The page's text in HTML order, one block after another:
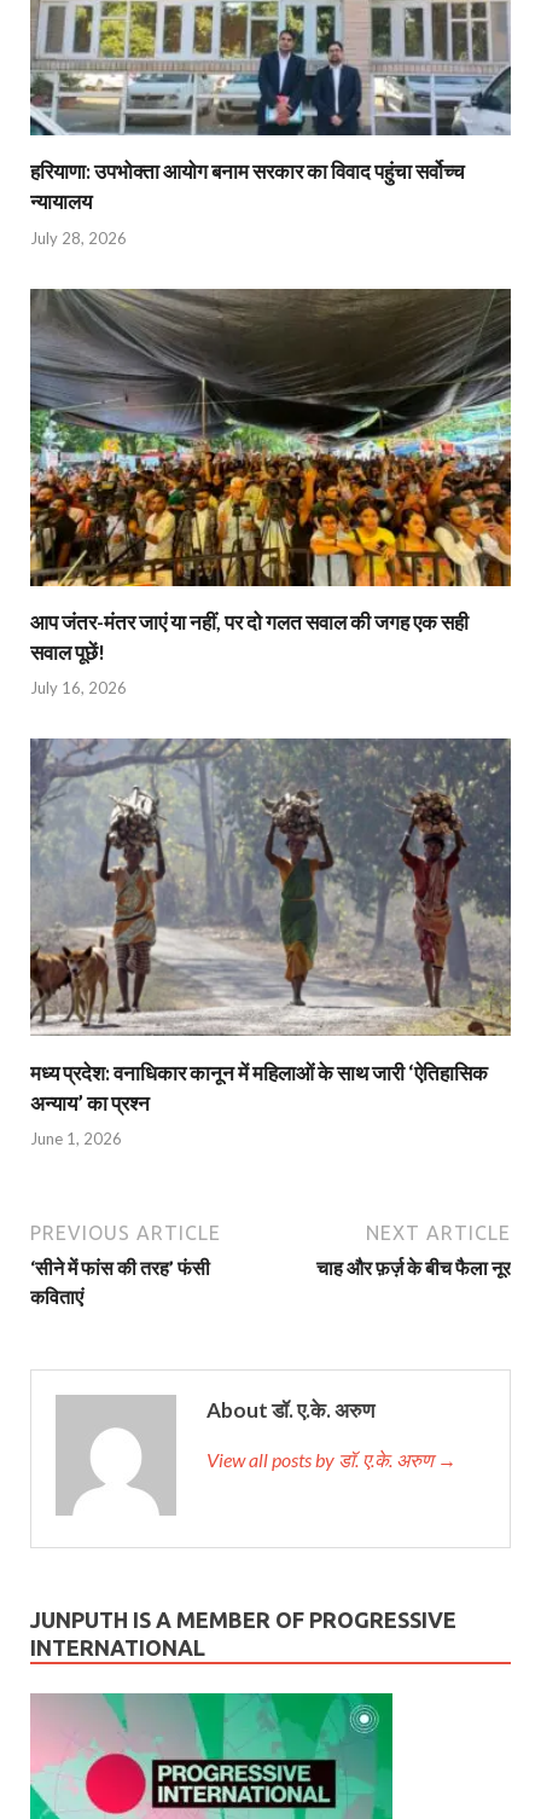
हरियाणा: उपभोक्ता आयोग बनाम सरकार का विवाद पहुंचा सर्वोच्च
न्यायालय
July 28, 2026
आप जंतर-मंतर जाएं या नहीं, पर दो गलत सवाल की जगह एक सही
सवाल पूछें!
July 16, 2026
मध्य प्रदेश: वनाधिकार कानून में महिलाओं के साथ जारी ‘ऐतिहासिक
अन्याय’ का प्रश्न
June 1, 2026
PREVIOUS ARTICLE
‘सीने में फांस की तरह’ फंसी
कविताएं
NEXT ARTICLE
चाह और फ़र्ज़ के बीच फैला नूर
About डॉ. ए.के. अरुण
View all posts by डॉ. ए.के. अरुण →
JUNPUTH IS A MEMBER OF PROGRESSIVE
INTERNATIONAL